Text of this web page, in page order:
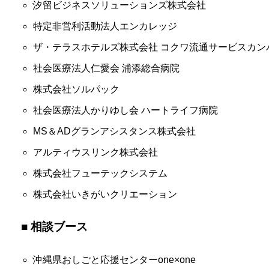
汐留ビジネスソリューションズ株式会社
特定非営利活動法人エンカレッジ
ザ・テラスホテルズ株式会社 コクワ流通サービスカン
社会医療法人仁愛会 浦添総合病院
株式会社ソルパック
社会医療法人かりゆし会 ハートライフ病院
MS＆ADグランアシスタンス株式会社
アルティウスリンク株式会社
株式会社フューテックシステム
株式会社いきがいクリエーション
■ 相談ブース
沖縄県おしごと応援センターone×one